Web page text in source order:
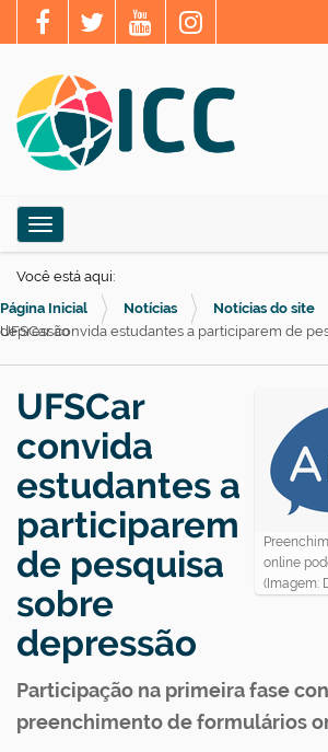
e
g
a
Toggle navigation
Você está aqui:
Página Inicial
Notícias
Notícias do site
UFSCar convida estudantes a participarem de pesquisa sobre depressão
online
(Imagem:
UFSCar
convida
estudantes a
participarem
de pesquisa
sobre
depressão
Participação na primeira fase
preenchimento de formulários